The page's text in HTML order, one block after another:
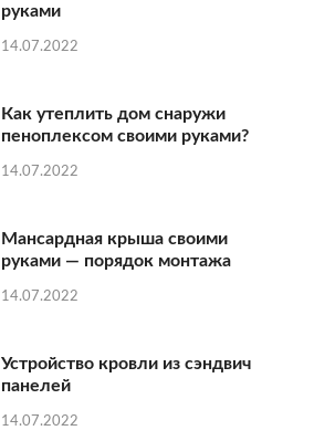
руками
14.07.2022
Как утеплить дом снаружи
пеноплексом своими руками?
14.07.2022
Мансардная крыша своими
руками — порядок монтажа
14.07.2022
Устройство кровли из сэндвич
панелей
14.07.2022